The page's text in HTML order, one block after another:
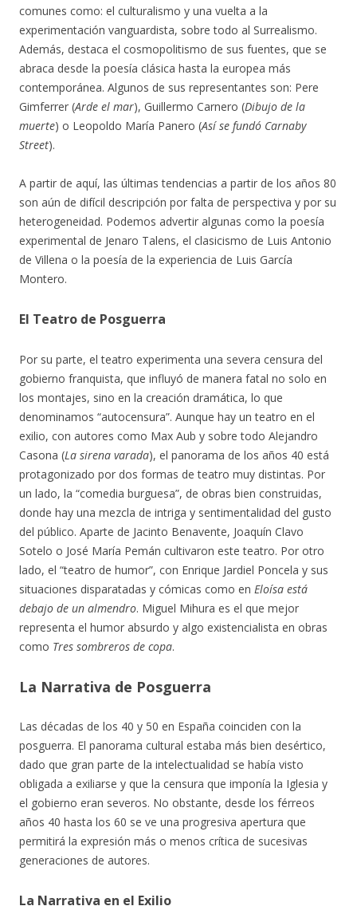
comunes como: el culturalismo y una vuelta a la
experimentación vanguardista, sobre todo al Surrealismo.
Además, destaca el cosmopolitismo de sus fuentes, que se
abraca desde la poesía clásica hasta la europea más
contemporánea. Algunos de sus representantes son: Pere
Gimferrer (Arde el mar), Guillermo Carnero (Dibujo de la
muerte) o Leopoldo María Panero (Así se fundó Carnaby
Street).
A partir de aquí, las últimas tendencias a partir de los años 80
son aún de difícil descripción por falta de perspectiva y por su
heterogeneidad. Podemos advertir algunas como la poesía
experimental de Jenaro Talens, el clasicismo de Luis Antonio
de Villena o la poesía de la experiencia de Luis García
Montero.
El Teatro de Posguerra
Por su parte, el teatro experimenta una severa censura del
gobierno franquista, que influyó de manera fatal no solo en
los montajes, sino en la creación dramática, lo que
denominamos “autocensura”. Aunque hay un teatro en el
exilio, con autores como Max Aub y sobre todo Alejandro
Casona (La sirena varada), el panorama de los años 40 está
protagonizado por dos formas de teatro muy distintas. Por
un lado, la “comedia burguesa”, de obras bien construidas,
donde hay una mezcla de intriga y sentimentalidad del gusto
del público. Aparte de Jacinto Benavente, Joaquín Clavo
Sotelo o José María Pemán cultivaron este teatro. Por otro
lado, el “teatro de humor”, con Enrique Jardiel Poncela y sus
situaciones disparatadas y cómicas como en Eloísa está
debajo de un almendro. Miguel Mihura es el que mejor
representa el humor absurdo y algo existencialista en obras
como Tres sombreros de copa.
La Narrativa de Posguerra
Las décadas de los 40 y 50 en España coinciden con la
posguerra. El panorama cultural estaba más bien desértico,
dado que gran parte de la intelectualidad se había visto
obligada a exiliarse y que la censura que imponía la Iglesia y
el gobierno eran severos. No obstante, desde los férreos
años 40 hasta los 60 se ve una progresiva apertura que
permitirá la expresión más o menos crítica de sucesivas
generaciones de autores.
La Narrativa en el Exilio